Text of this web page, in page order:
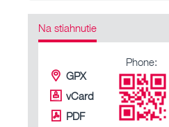
Na stiahnutie
GPX
vCard
PDF
Phone: